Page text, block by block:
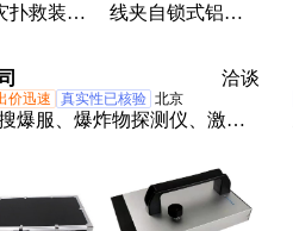
扑救装备
线夹自锁式铝合
洽谈
价迅速 真实性已核验 北京
爆服、爆炸物探测仪、激光
防割手套、护膝护肘、携行
强光手电、破拆工具组、折
、帐篷、盾牌、消防用品、